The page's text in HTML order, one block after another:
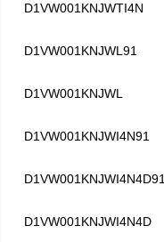
D1VW001KNJWTI4N
D1VW001KNJWL91
D1VW001KNJWL
D1VW001KNJWI4N91
D1VW001KNJWI4N4D91
D1VW001KNJWI4N4D